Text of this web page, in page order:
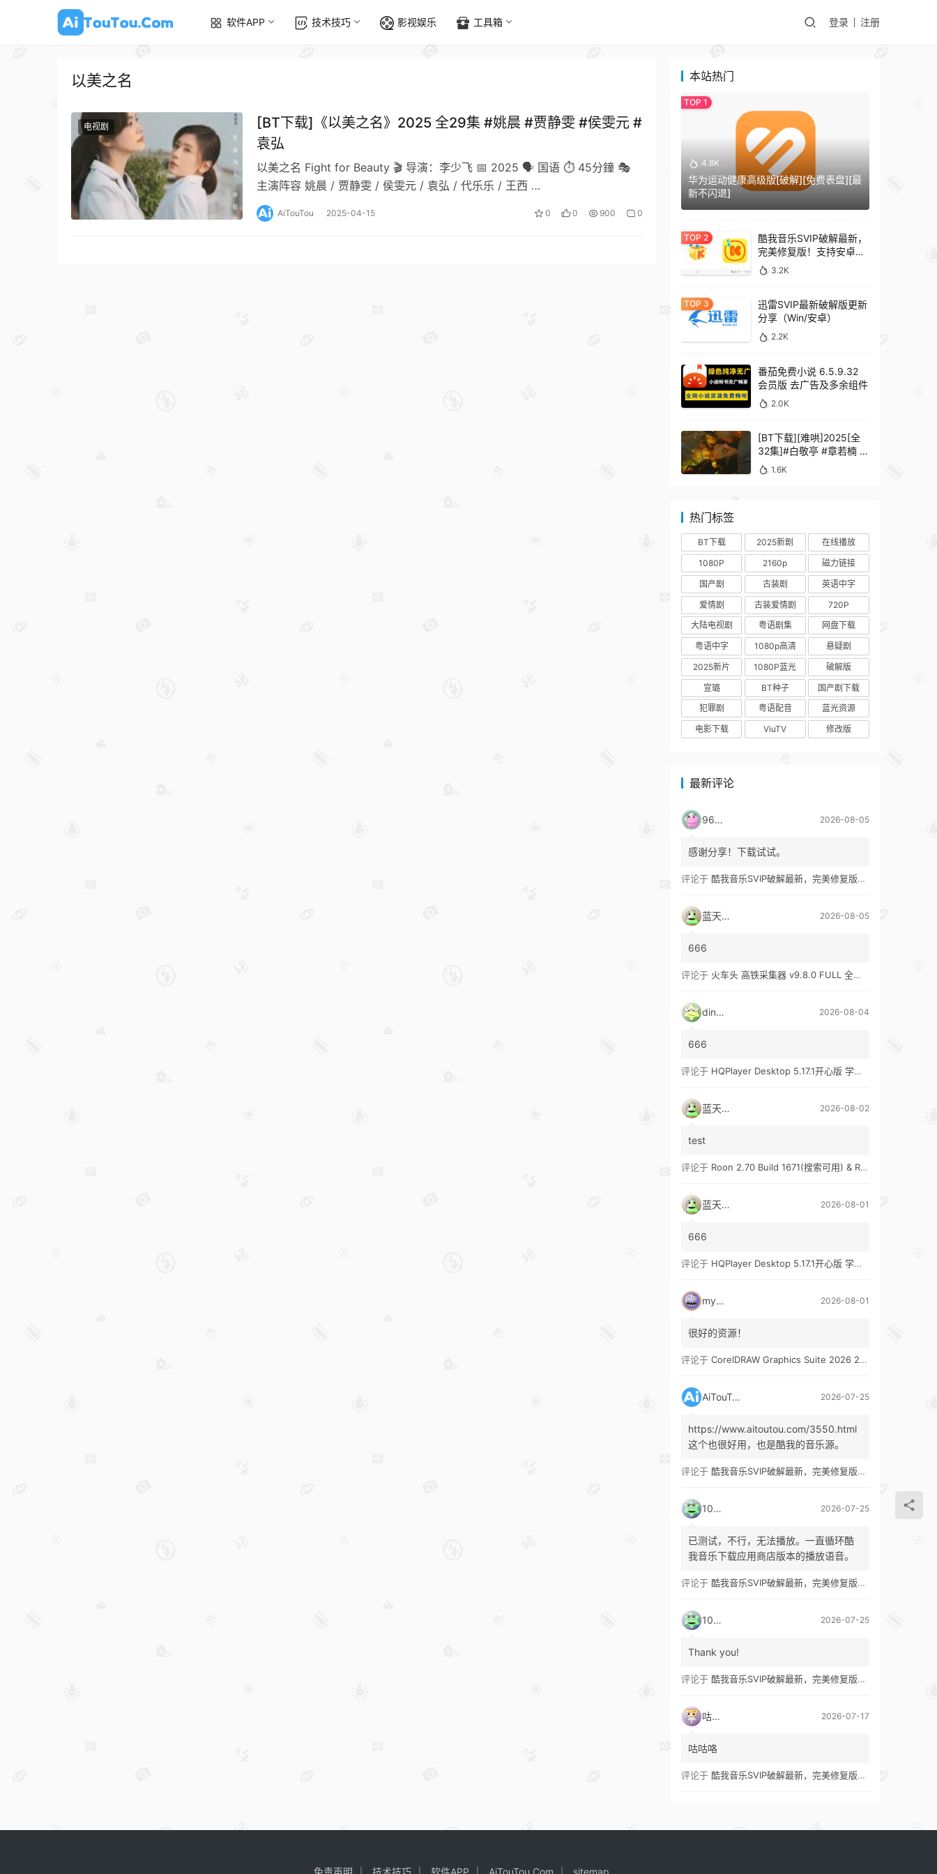
软件APP 技术技巧 影视娱乐 工具箱 登录 注册
以美之名
电视剧
[BT下载]《以美之名》2025 全29集 #姚晨 #贾静雯 #侯雯元 #
袁弘
以美之名 Fight for Beauty 🎬 导演：李少飞 📅 2025 🗣️ 国语 ⏱️ 45分鐘 🎭
主演阵容 姚晨 / 贾静雯 / 侯雯元 / 袁弘 / 代乐乐 / 王西 …
AiTouTou 2025-04-15 0 0 900 0
本站热门
4.8K
华为运动健康高级版[破解][免费表盘][最
新不闪退]
酷我音乐SVIP破解最新，
完美修复版！支持安卓
+车机+pc版！
3.2K
迅雷SVIP最新破解版更新
分享（Win/安卓）
2.2K
番茄免费小说 6.5.9.32
会员版 去广告及多余组件
2.0K
[BT下载][难哄]2025[全
32集]#白敬亭 #章若楠 #
何炅 #秦沛 #鲍起静
1.6K
热门标签
BT下载 2025新剧
在线播放
1080P
2160p
磁力链接
国产剧
古装剧
英语中字
爱情剧
古装爱情剧
720P
大陆电视剧
粤语剧集
网盘下载
粤语中字
1080p高清
悬疑剧
2025新片
1080P蓝光
破解版
宣璐
BT种子
国产剧下载
犯罪剧
粤语配音
蓝光资源
电影下载
ViuTV 修改版
最新评论
9627 2026-08-05
感谢分享！下载试试。
评论于 酷我音乐SVIP破解最新，完美修复版！支持安卓+车机+pc版！
蓝天真蓝 2026-08-05
666
评论于 火车头 高铁采集器 v9.8.0 FULL 全功能版（兼容win10、win11）
ding1 2026-08-04
666
评论于 HQPlayer Desktop 5.17.1开心版 学习版&HQPlayer Embedded 5.17.2开心版 学习版
蓝天真蓝 2026-08-02
test
评论于 Roon 2.70 Build 1671(搜索可用) & Roon 2.65 Build 1653 & Roon 1.8 Build 1151 Legacy 开心版 学习版
蓝天真蓝 2026-08-01
666
评论于 HQPlayer Desktop 5.17.1开心版 学习版&HQPlayer Embedded 5.17.2开心版 学习版
mypw 2026-08-01
很好的资源！
评论于 CorelDRAW Graphics Suite 2026 27.1 多语言 开心版 学习版 by KpoJIuK
AiTouTou 2026-07-25
https://www.aitoutou.com/3550.html
这个也很好用，也是酷我的音乐源。
评论于 酷我音乐SVIP破解最新，完美修复版！支持安卓+车机+pc版！
1035 2026-07-25
已测试，不行，无法播放。一直循环酷
我音乐下载应用商店版本的播放语音。
评论于 酷我音乐SVIP破解最新，完美修复版！支持安卓+车机+pc版！
1035 2026-07-25
Thank you!
评论于 酷我音乐SVIP破解最新，完美修复版！支持安卓+车机+pc版！
咕咕咯 2026-07-17
咕咕咯
评论于 酷我音乐SVIP破解最新，完美修复版！支持安卓+车机+pc版！
免责声明 技术技巧 软件APP AiTouTou.Com sitemap